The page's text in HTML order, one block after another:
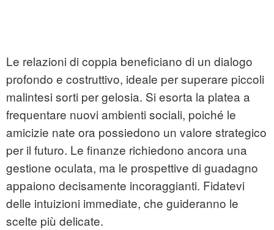
Le relazioni di coppia beneficiano di un dialogo
profondo e costruttivo, ideale per superare piccoli
malintesi sorti per gelosia. Si esorta la platea a
frequentare nuovi ambienti sociali, poiché le
amicizie nate ora possiedono un valore strategico
per il futuro. Le finanze richiedono ancora una
gestione oculata, ma le prospettive di guadagno
appaiono decisamente incoraggianti. Fidatevi
delle intuizioni immediate, che guideranno le
scelte più delicate.